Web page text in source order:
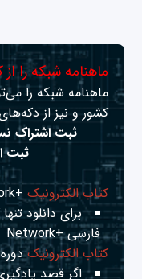
ماهنامه شبکه را
ماهنامه شبکه را
کشور و نیز از
ثبت اشتراک
ثبت
کتاب الکترونیک+Network راهنمای شبکه‌ها
برای دانلود
فارسی +Network
کتاب الکترونیک
اگر قصد